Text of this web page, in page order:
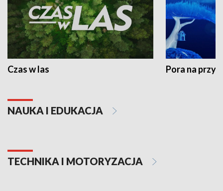
Czas w las Pora na
NAUKA I EDUKACJA
TECHNIKA I MOTORYZACJA